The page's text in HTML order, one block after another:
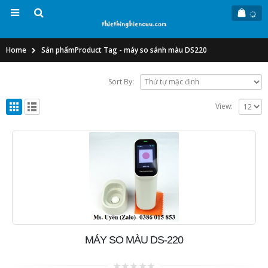
Home Sản phẩmProduct Tag - máy so sánh màu DS220
Sort By:
View:
MÁY SO MÀU DS-220